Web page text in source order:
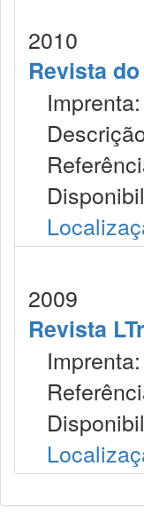
2010
Revista
2009
Revista